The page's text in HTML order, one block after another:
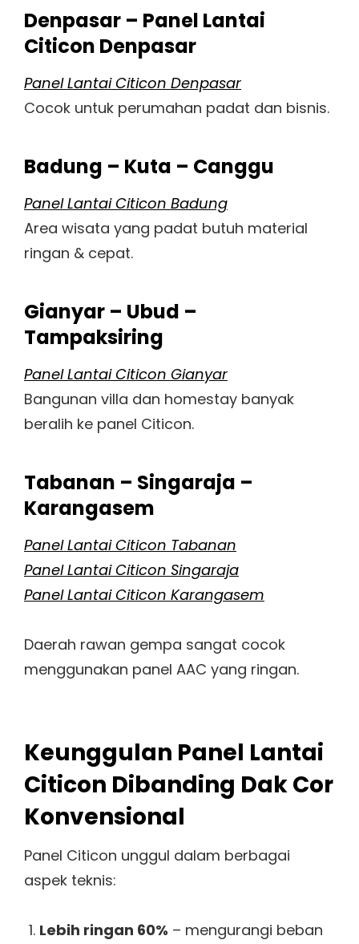
Denpasar – Panel Lantai
Citicon Denpasar
Panel Lantai Citicon Denpasar
Cocok untuk perumahan padat dan bisnis.
Badung – Kuta – Canggu
Panel Lantai Citicon Badung
Area wisata yang padat butuh material
ringan & cepat.
Gianyar – Ubud –
Tampaksiring
Panel Lantai Citicon Gianyar
Bangunan villa dan homestay banyak
beralih ke panel Citicon.
Tabanan – Singaraja –
Karangasem
Panel Lantai Citicon Tabanan
Panel Lantai Citicon Singaraja
Panel Lantai Citicon Karangasem
Daerah rawan gempa sangat cocok
menggunakan panel AAC yang ringan.
Keunggulan Panel Lantai
Citicon Dibanding Dak Cor
Konvensional
Panel Citicon unggul dalam berbagai
aspek teknis:
Lebih ringan 60% – mengurangi beban